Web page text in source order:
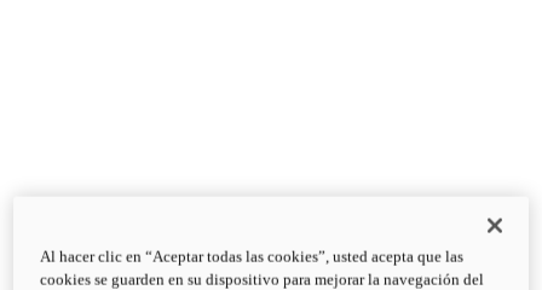
Al hacer clic en “Aceptar todas las cookies”, usted acepta que las
cookies se guarden en su dispositivo para mejorar la navegación del